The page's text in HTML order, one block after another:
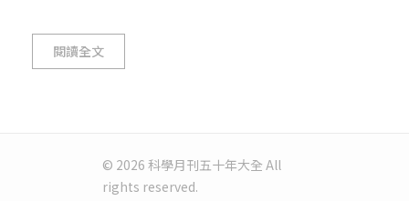
閱讀全文
© 2026 科學月刊五十年大全 All
rights reserved.